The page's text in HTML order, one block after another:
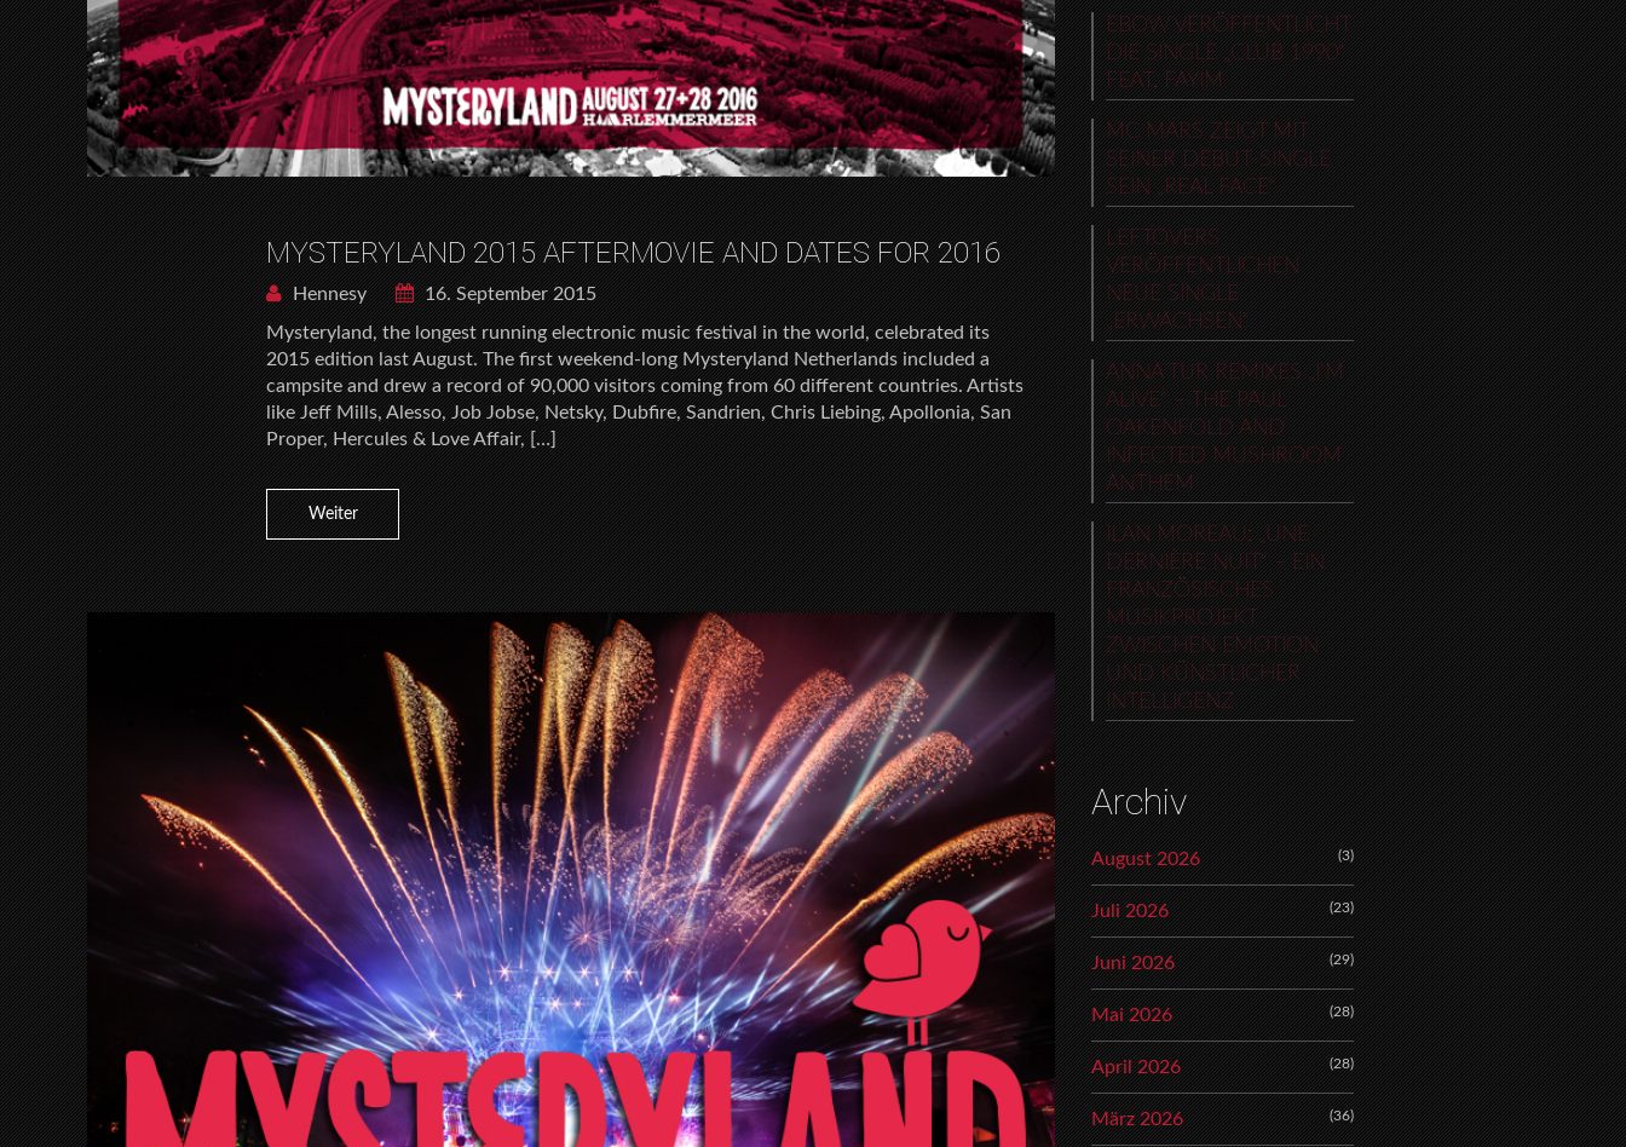
MYSTERYLAND 2015 AFTERMOVIE AND DATES FOR 2016
Hennesy
16. September 2015
Mysteryland, the longest running electronic music festival in the world, celebrated its
2015 edition last August. The first weekend-long Mysteryland Netherlands included a
campsite and drew a record of 90,000 visitors coming from 60 different countries. Artists
like Jeff Mills, Alesso, Job Jobse, Netsky, Dubfire, Sandrien, Chris Liebing, Apollonia, San
Proper, Hercules & Love Affair, […]
Weiter
EBOW VERÖFFENTLICHT
DIE SINGLE „CLUB 1990“
FEAT. FAYIM
MC MARS ZEIGT MIT
SEINER DEBUT-SINGLE
SEIN „REAL FACE“
LEFTOVERS
VERÖFFENTLICHEN
NEUE SINGLE
„ERWACHSEN“
ANNA TUR REMIXES „I’M
ALIVE“ – THE PAUL
OAKENFOLD AND
INFECTED MUSHROOM
ANTHEM
ILAN MOREAU: „UNE
DERNIÈRE NUIT“ – EIN
FRANZÖSISCHES
MUSIKPROJEKT
ZWISCHEN EMOTION
UND KÜNSTLICHER
INTELLIGENZ
Archiv
August 2026 (3)
Juli 2026 (23)
Juni 2026 (29)
Mai 2026 (28)
April 2026 (28)
März 2026 (36)